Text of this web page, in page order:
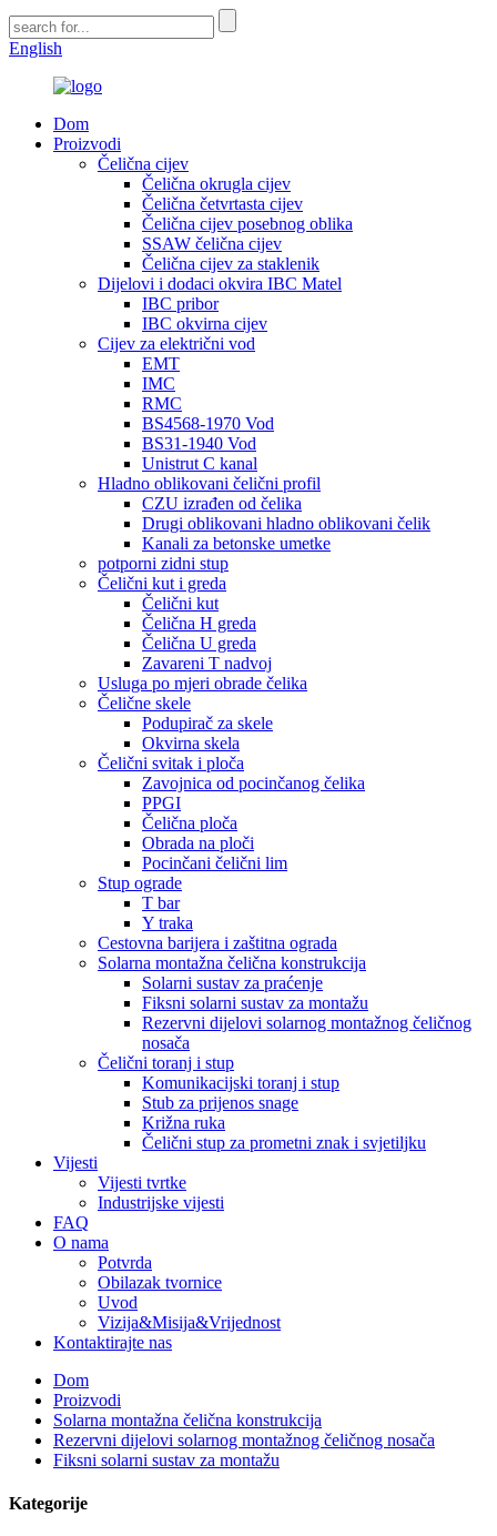
English
Dom
Proizvodi
Čelična cijev
Čelična okrugla cijev
Čelična četvrtasta cijev
Čelična cijev posebnog oblika
SSAW čelična cijev
Čelična cijev za staklenik
Dijelovi i dodaci okvira IBC Matel
IBC pribor
IBC okvirna cijev
Cijev za električni vod
EMT
IMC
RMC
BS4568-1970 Vod
BS31-1940 Vod
Unistrut C kanal
Hladno oblikovani čelični profil
CZU izrađen od čelika
Drugi oblikovani hladno oblikovani čelik
Kanali za betonske umetke
potporni zidni stup
Čelični kut i greda
Čelični kut
Čelična H greda
Čelična U greda
Zavareni T nadvoj
Usluga po mjeri obrade čelika
Čelične skele
Podupirač za skele
Okvirna skela
Čelični svitak i ploča
Zavojnica od pocinčanog čelika
PPGI
Čelična ploča
Obrada na ploči
Pocinčani čelični lim
Stup ograde
T bar
Y traka
Cestovna barijera i zaštitna ograda
Solarna montažna čelična konstrukcija
Solarni sustav za praćenje
Fiksni solarni sustav za montažu
Rezervni dijelovi solarnog montažnog čeličnog
nosača
Čelični toranj i stup
Komunikacijski toranj i stup
Stub za prijenos snage
Križna ruka
Čelični stup za prometni znak i svjetiljku
Vijesti
Vijesti tvrtke
Industrijske vijesti
FAQ
O nama
Potvrda
Obilazak tvornice
Uvod
Vizija&Misija&Vrijednost
Kontaktirajte nas
Dom
Proizvodi
Solarna montažna čelična konstrukcija
Rezervni dijelovi solarnog montažnog čeličnog nosača
Fiksni solarni sustav za montažu
Kategorije